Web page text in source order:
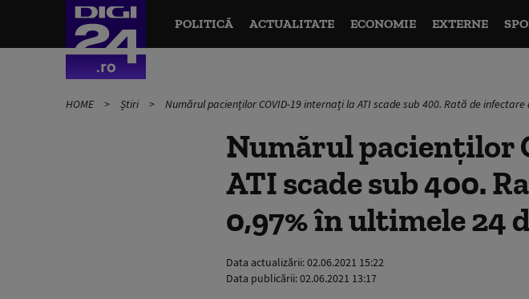
POLITICĂ ACTUALITATE ECONOMIE EXTERNE
HOME Știri Numărul pacienților COVID-19 internați la ATI scade sub 400. Rată de infectare
Numărul pacienților
ATI scade sub 400.
0,97% în ultimele 24
Data actualizării:02.06.2021 15:22
Data publicării:02.06.2021 13:17